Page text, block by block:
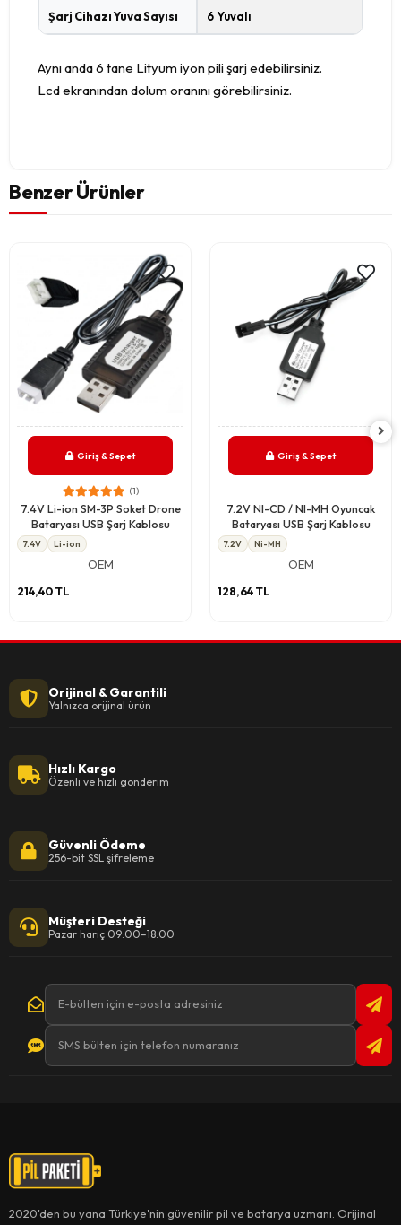
Şarj Cihazı Yuva Sayısı 6 Yuvalı
Aynı anda 6 tane Lityum iyon pili şarj edebilirsiniz.
Lcd ekranından dolum oranını görebilirsiniz.
Benzer Ürünler
Giriş & Sepet
(1)
7.4V Li-ion SM-3P Soket Drone
Bataryası USB Şarj Kablosu
7.4V Li-ion
OEM
214,40 TL
Giriş & Sepet
7.2V NI-CD / NI-MH Oyuncak
Bataryası USB Şarj Kablosu
7.2V Ni-MH
OEM
128,64 TL
Orijinal & Garantili
Yalnızca orijinal ürün
Hızlı Kargo
Özenli ve hızlı gönderim
Güvenli Ödeme
256-bit SSL şifreleme
Müşteri Desteği
Pazar hariç 09:00–18:00
2020'den bu yana Türkiye'nin güvenilir pil ve batarya uzmanı. Orijinal